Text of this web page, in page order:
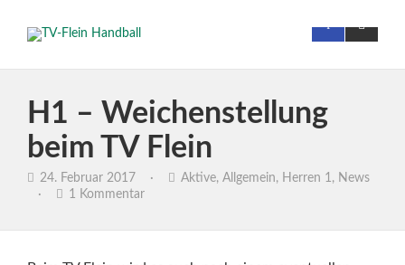
H1 – Weichenstellung
beim TV Flein
24. Februar 2017 · Aktive, Allgemein, Herren 1, News
·
1 Kommentar